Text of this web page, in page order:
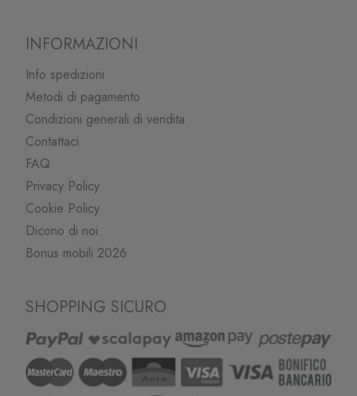
INFORMAZIONI
Info spedizioni
Metodi di pagamento
Condizioni generali di vendita
Contattaci
FAQ
Privacy Policy
Cookie Policy
Dicono di noi
Bonus mobili 2026
SHOPPING SICURO